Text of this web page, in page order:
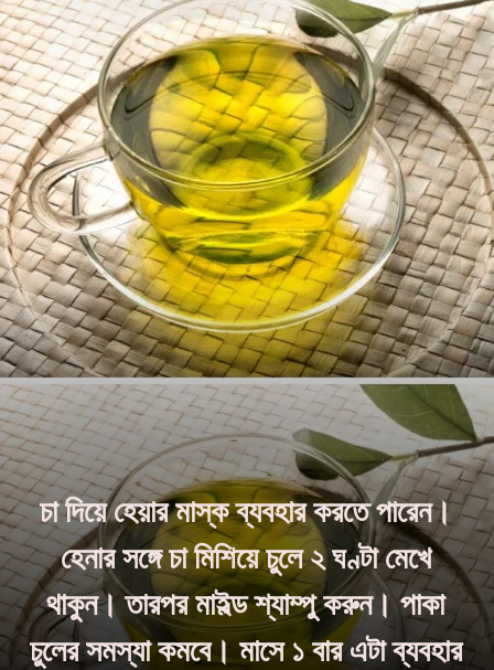
চা দিয়ে হেয়ার মাস্ক ব্যবহার করতে পারেন।
হেনার সঙ্গে চা মিশিয়ে চুলে ২ ঘণ্টা মেখে
থাকুন। তারপর মাইল্ড শ্যাম্পু করুন। পাকা
চুলের সমস্যা কমবে। মাসে ১ বার এটা ব্যবহার